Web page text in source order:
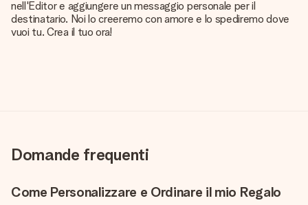
nell'Editor e aggiungere un messaggio personale per il
destinatario. Noi lo creeremo con amore e lo spediremo dove
vuoi tu. Crea il tuo ora!
Domande frequenti
Come Personalizzare e Ordinare il mio Regalo